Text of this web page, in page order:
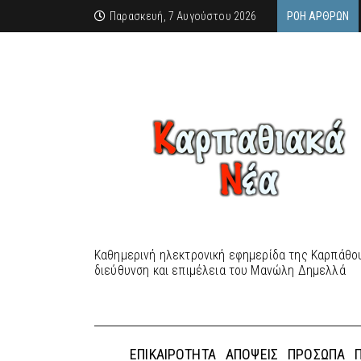
Παρασκευή, 7 Αυγούστου 2026 ΡΟΉ ΆΡΘΡΩΝ
Καθημερινή ηλεκτρονική εφημερίδα της
διεύθυνση και επιμέλεια του Μανώλη Δημελλά
ΕΠΙΚΑΙΡΌΤΗΤΑ ΑΠΌΨΕΙΣ ΠΡΌΣΩΠΑ